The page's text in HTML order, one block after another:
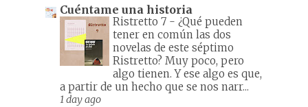
Cuéntame una historia
Ristretto 7 - ¿Qué pueden
tener en común las dos
novelas de este séptimo
Ristretto? Muy poco, pero
algo tienen. Y ese algo es que,
a partir de un hecho que se nos narr...
1 day ago